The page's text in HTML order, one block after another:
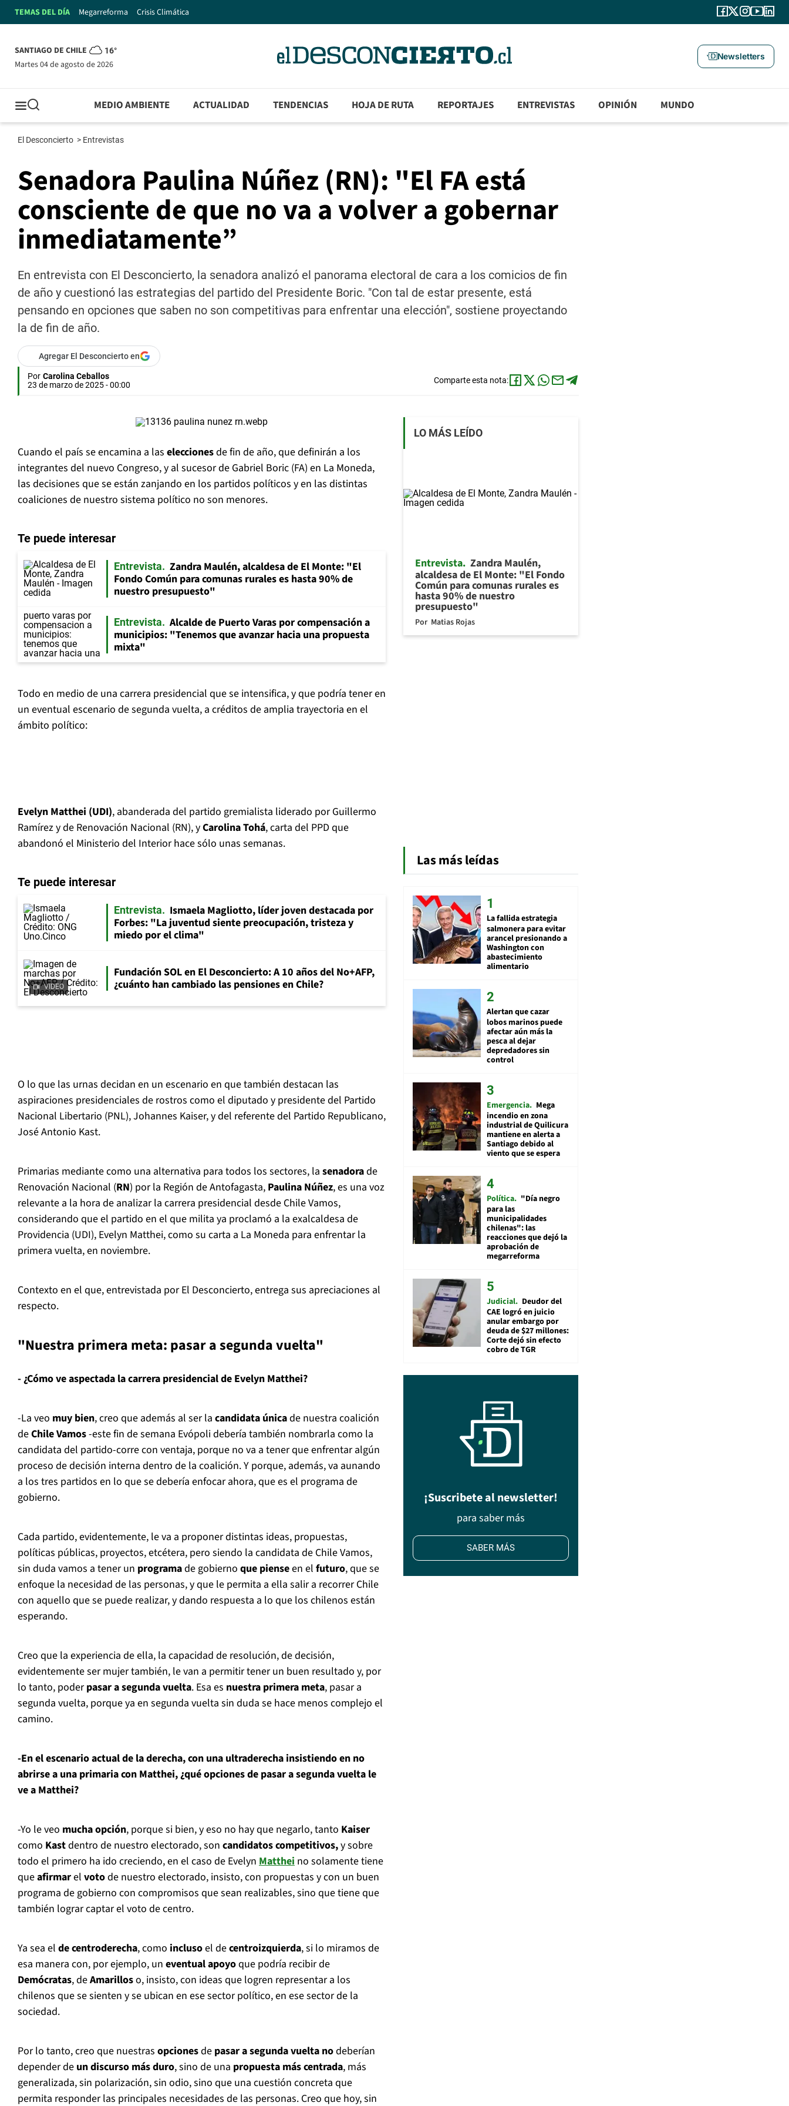
TEMAS DEL DÍA Megarreforma Crisis Climática
SANTIAGO DE CHILE 16°
martes 04 de agosto de 2026
Newsletters
MEDIO AMBIENTE ACTUALIDAD TENDENCIAS HOJA DE RUTA REPORTAJES ENTREVISTAS OPINIÓN MUNDO
El Desconcierto > Entrevistas
Senadora Paulina Núñez (RN): "El FA está
consciente de que no va a volver a gobernar
inmediatamente”
En entrevista con El Desconcierto, la senadora analizó el panorama electoral de cara a los comicios de fin
de año y cuestionó las estrategias del partido del Presidente Boric. "Con tal de estar presente, está
pensando en opciones que saben no son competitivas para enfrentar una elección", sostiene proyectando
la de fin de año.
Agregar El Desconcierto en
Por Carolina Ceballos
23 de marzo de 2025 - 00:00
Comparte esta nota:
Cuando el país se encamina a las eleccionesde fin de año, que definirán a los
integrantes del nuevo Congreso, y al sucesor de Gabriel Boric (FA) en La Moneda,
las decisiones que se están zanjando en los partidos políticos y en las distintas
coaliciones de nuestro sistema político no son menores.
Te puede interesar
Entrevista
Zandra Maulén, alcaldesa de El Monte: "El
Fondo Común para comunas rurales es hasta 90% de
nuestro presupuesto"
Entrevista
Alcalde de Puerto Varas por compensación a
municipios: "Tenemos que avanzar hacia una propuesta
mixta"
Todo en medio de una carrera presidencial que se intensifica, y que podría tener en
un eventual escenario de segunda vuelta, a créditos de amplia trayectoria en el
ámbito político:
Evelyn Matthei (UDI), abanderada del partido gremialista liderado por Guillermo
Ramírez y de Renovación Nacional (RN), yCarolina Tohá, carta del PPD que
abandonó el Ministerio del Interior hace sólo unas semanas.
Te puede interesar
Entrevista
Ismaela Magliotto, líder joven destacada por
Forbes: "La juventud siente preocupación, tristeza y
miedo por el clima"
VIDEO
Fundación SOL en El Desconcierto: A 10 años del No+AFP,
¿cuánto han cambiado las pensiones en Chile?
O lo que las urnas decidan en un escenario en que también destacan las
aspiraciones presidenciales de rostros como el diputado y presidente del Partido
Nacional Libertario (PNL), Johannes Kaiser, y del referente del Partido Republicano,
José Antonio Kast.
Primarias mediante como una alternativa para todos los sectores, la senadorade
Renovación Nacional (RN) por la Región de Antofagasta, Paulina Núñez, es una voz
relevante a la hora de analizar la carrera presidencial desde Chile Vamos,
considerando que el partido en el que milita ya proclamó a la exalcaldesa de
Providencia (UDI), Evelyn Matthei, como su carta a La Moneda para enfrentar la
primera vuelta, en noviembre.
Contexto en el que, entrevistada por El Desconcierto, entrega sus apreciaciones al
respecto.
"Nuestra primera meta: pasar a segunda vuelta"
- ¿Cómo ve aspectada la carrera presidencial de Evelyn Matthei?
-La veo muy bien, creo que además al ser la candidata únicade nuestra coalición
deChile Vamos-este fin de semana Evópoli debería también nombrarla como la
candidata del partido-corre con ventaja, porque no va a tener que enfrentar algún
proceso de decisión interna dentro de la coalición. Y porque, además, va aunando
a los tres partidos en lo que se debería enfocar ahora, que es el programa de
gobierno.
Cada partido, evidentemente, le va a proponer distintas ideas, propuestas,
políticas públicas, proyectos, etcétera, pero siendo la candidata de Chile Vamos,
sin duda vamos a tener un programade gobierno que pienseen el futuro, que se
enfoque la necesidad de las personas, y que le permita a ella salir a recorrer Chile
con aquello que se puede realizar, y dando respuesta a lo que los chilenos están
esperando.
Creo que la experiencia de ella, la capacidad de resolución, de decisión,
evidentemente ser mujer también, le van a permitir tener un buen resultado y, por
lo tanto, poderpasar a segunda vuelta. Esa es nuestra primera meta, pasar a
segunda vuelta, porque ya en segunda vuelta sin duda se hace menos complejo el
camino.
-En el escenario actual de la derecha, con una ultraderecha insistiendo en no
abrirse a una primaria con Matthei, ¿qué opciones de pasar a segunda vuelta le
ve a Matthei?
-Yo le veo mucha opción, porque si bien, y eso no hay que negarlo, tanto Kaiser
como Kastdentro de nuestro electorado, son candidatos competitivos,y sobre
todo el primero ha ido creciendo, en el caso de Evelyn Matthei no solamente tiene
queafirmarel votode nuestro electorado, insisto, con propuestas y con un buen
programa de gobierno con compromisos que sean realizables, sino que tiene que
también lograr captar el voto de centro.
Ya sea el de centroderecha, como inclusoel decentroizquierda, si lo miramos de
esa manera con, por ejemplo, un eventual apoyoque podría recibir de
Demócratas, deAmarilloso, insisto, con ideas que logren representar a los
chilenos que se sienten y se ubican en ese sector político, en ese sector de la
sociedad.
Por lo tanto, creo que nuestras opcionesde pasar a segunda vuelta nodeberían
depender de un discurso más duro, sino de una propuesta más centrada, más
generalizada, sin polarización, sin odio, sino que una cuestión concreta que
permita responder las principales necesidades de las personas. Creo que hoy, sin
LO MÁS LEÍDO
Entrevista Zandra Maulén,
alcaldesa de El Monte: "El Fondo
Común para comunas rurales es
hasta 90% de nuestro
presupuesto"
Por Matias Rojas
Las más leídas
La fallida estrategia
salmonera para evitar
arancel presionando a
Washington con
abastecimiento
alimentario
Alertan que cazar
lobos marinos puede
afectar aún más la
pesca al dejar
depredadores sin
control
Emergencia Mega
incendio en zona
industrial de Quilicura
mantiene en alerta a
Santiago debido al
viento que se espera
Política "Día negro
para las
municipalidades
chilenas": las
reacciones que dejó la
aprobación de
megarreforma
Judicial Deudor del
CAE logró en juicio
anular embargo por
deuda de $27 millones:
Corte dejó sin efecto
cobro de TGR
¡Suscribete al newsletter!
para saber más
SABER MÁS